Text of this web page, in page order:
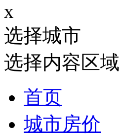
x
选择城市
选择内容区域
首页
城市房价